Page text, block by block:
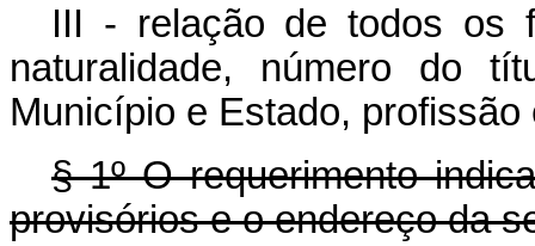
III - relação de todos os
naturalidade, número do
Município e Estado,
§ 1º O requerimento
provisórios e o endereço da